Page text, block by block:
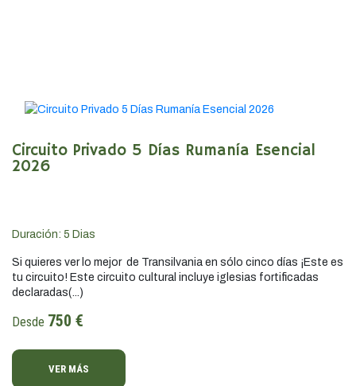
Circuito Privado 5 Días Rumanía Esencial
2026
Duración: 5 Dias
Si quieres ver lo mejor de Transilvania en sólo cinco días ¡Este es
tu circuito! Este circuito cultural incluye iglesias fortificadas
declaradas(...)
Desde 750 €
VER MÁS